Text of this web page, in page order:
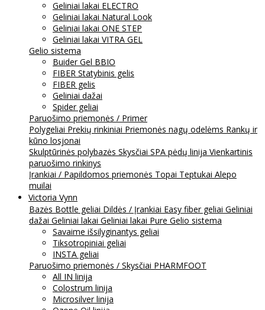
Geliniai lakai ELECTRO
Geliniai lakai Natural Look
Geliniai lakai ONE STEP
Geliniai lakai VITRA GEL
Gelio sistema
Buider Gel BBIO
FIBER Statybinis gelis
FIBER gelis
Geliniai dažai
Spider geliai
Paruošimo priemonės / Primer
Polygeliai Prekių rinkiniai Priemonės nagų odelėms Rankų ir
kūno losjonai
Skulptūrinės polybazės Skysčiai SPA pėdų linija Vienkartinis
paruošimo rinkinys
Įrankiai / Papildomos priemonės Topai Teptukai Alepo
muilai
Victoria Vynn
Bazės Bottle geliai Dildės / Įrankiai Easy fiber geliai Geliniai
dažai Geliniai lakai Geliniai lakai Pure Gelio sistema
Savaime išsilyginantys geliai
Tiksotropiniai geliai
INSTA geliai
Paruošimo priemonės / Skysčiai PHARMFOOT
All IN linija
Colostrum linija
Microsilver linija